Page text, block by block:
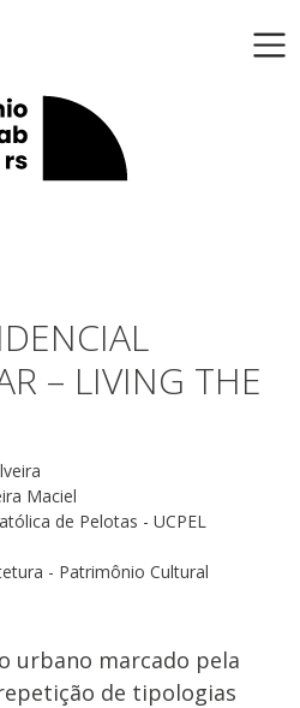
– LIVING THE
Maciel
de Pelotas - UCPEL
- Patrimônio Cultural
urbano marcado pela
de tipologias